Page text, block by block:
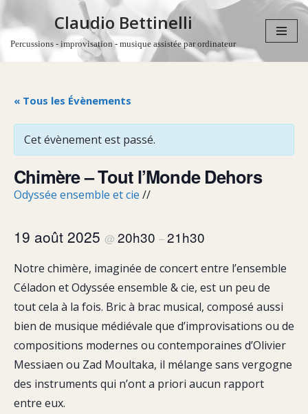
Aller
Claudio Bettinelli
Percussions - improvisation - musique assistée par ordinateur
« Tous les Évènements
Cet évènement est passé.
Chimère – Tout l’Monde Dehors
Odyssée ensemble et cie //
19 août 2025 @ 20h30 –21h30
Notre chimère, imaginée de concert entre l’ensemble
Céladon et Odyssée ensemble & cie, est un peu de
tout cela à la fois. Bric à brac musical, composé aussi
bien de musique médiévale que d’improvisations ou de
compositions modernes ou contemporaines d’Olivier
Messiaen ou Zad Moultaka, il mélange sans vergogne
des instruments qui n’ont a priori aucun rapport
entre eux.